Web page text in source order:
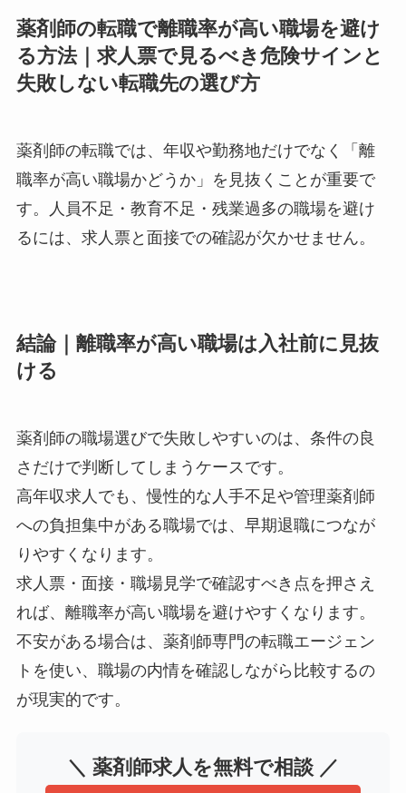
薬剤師の転職で離職率が高い職場を避け
る方法｜求人票で見るべき危険サインと
失敗しない転職先の選び方
薬剤師の転職では、年収や勤務地だけでなく「離
職率が高い職場かどうか」を見抜くことが重要で
す。人員不足・教育不足・残業過多の職場を避け
るには、求人票と面接での確認が欠かせません。
結論｜離職率が高い職場は入社前に見抜
ける
薬剤師の職場選びで失敗しやすいのは、条件の良
さだけで判断してしまうケースです。
高年収求人でも、慢性的な人手不足や管理薬剤師
への負担集中がある職場では、早期退職につなが
りやすくなります。
求人票・面接・職場見学で確認すべき点を押さえ
れば、離職率が高い職場を避けやすくなります。
不安がある場合は、薬剤師専門の転職エージェン
トを使い、職場の内情を確認しながら比較するの
が現実的です。
＼ 薬剤師求人を無料で相談 ／